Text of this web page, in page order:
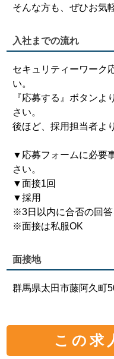
そんな方も、ぜひお気
入社までの流れ
セキュリティーワーク
い。
『応募する』ボタン
さい。
後ほど、採用担当者よ
▼応募フォームに必要
さい。
▼面接1回
▼採用
※3日以内に合否の回答
※面接は私服OK
面接地
群馬県太田市藤阿久町
この求